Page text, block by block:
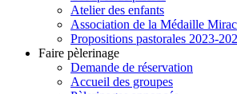
Atelier des enfants
Association de la Médaille
Propositions pastorales 2023-
Faire pèlerinage
Demande de réservation
Accueil des groupes